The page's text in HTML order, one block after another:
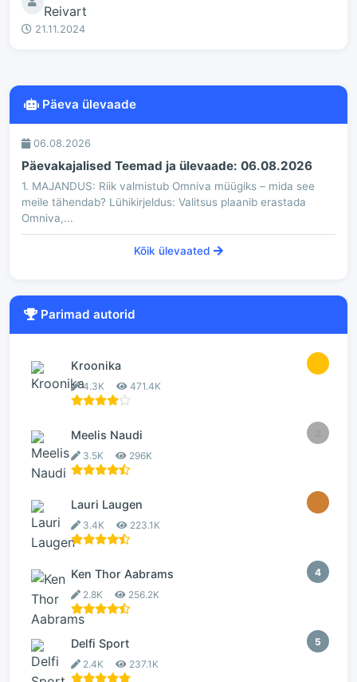
Reivart
21.11.2024
Päeva ülevaade
06.08.2026
Päevakajalised Teemad ja ülevaade: 06.08.2026
1. MAJANDUS: Riik valmistub Omniva müügiks – mida see
meile tähendab? Lühikirjeldus: Valitsus plaanib erastada
Omniva,...
Kõik ülevaated
Parimad autorid
Kroonika
4.3K 471.4K
Meelis Naudi
3.5K 296K
Lauri Laugen
3.4K 223.1K
4
Ken Thor Aabrams
2.8K 256.2K
5
Delfi Sport
2.4K 237.1K